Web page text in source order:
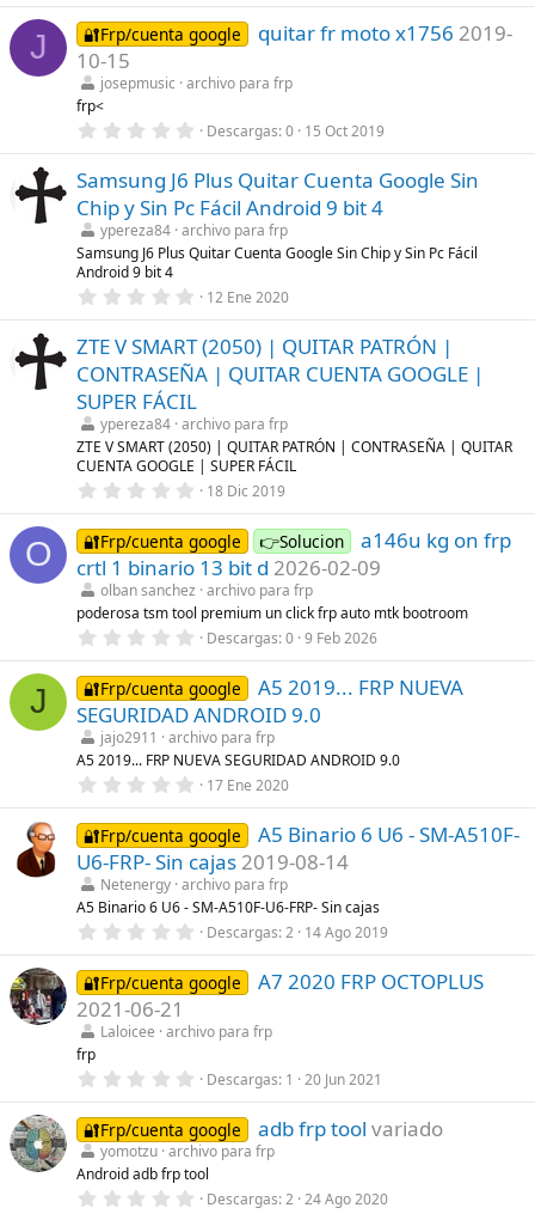
a
(
s
0
0
e
t
l
(
s
)
J 🔐Frp/cuenta google quitar fr moto x1756 2019-
10-15
josepmusic
archivo para frp
frp<
0
0
0
e
s
t
r
e
s
Descargas 0 15 Oct 2019
Samsung J6 Plus Quitar Cuenta Google Sin
Chip y Sin Pc Fácil Android 9 bit 4
ypereza84 archivo para frp
Samsung J6 Plus Quitar Cuenta Google Sin Chip y Sin Pc Fácil
Android 9 bit 4
0
0
0
e
s
r
e
l
a
s
)
12 Ene 2020
ZTE V SMART (2050) | QUITAR PATRÓN |
CONTRASEÑA | QUITAR CUENTA GOOGLE |
SUPER FÁCIL
ypereza84 archivo para frp
ZTE V SMART (2050) | QUITAR PATRÓN | CONTRASEÑA | QUITAR
CUENTA GOOGLE | SUPER FÁCIL
0
0
0
e
s
t
r
e
l
a
(
s
)
18 Dic 2019
O 🔐Frp/cuenta google 👉Solucion
a146u kg on frp
crtl 1 binario 13 bit d 2026-02-09
olban sanchez
archivo para frp
poderosa tsm tool premium un click frp auto mtk bootroom
0
0
0
e
s
t
r
e
l
a
(
s
)
Descargas 0 9 Feb 2026
J 🔐Frp/cuenta google
A5 2019... FRP NUEVA
SEGURIDAD ANDROID 9.0
jajo2911
archivo para frp
A5 2019... FRP NUEVA SEGURIDAD ANDROID 9.0
0
0
0
e
s
t
r
e
l
a
(
s
17 Ene 2020
🔐Frp/cuenta google
A5 Binario 6 U6 - SM-A510F-
U6-FRP- Sin cajas 2019-08-14
Netenergy archivo para frp
A5 Binario 6 U6 - SM-A510F-U6-FRP- Sin cajas
0
0
0
e
t
l
a
(
s
)
Descargas 2 14 Ago 2019
🔐Frp/cuenta google
A7 2020 FRP OCTOPLUS
2021-06-21
Laloicee
archivo para frp
frp
0
0
0
e
s
t
r
Descargas 1 20 Jun 2021
🔐Frp/cuenta google adb frp tool variado
yomotzu archivo para frp
Android adb frp tool
0 Descargas 2 24 Ago 2020